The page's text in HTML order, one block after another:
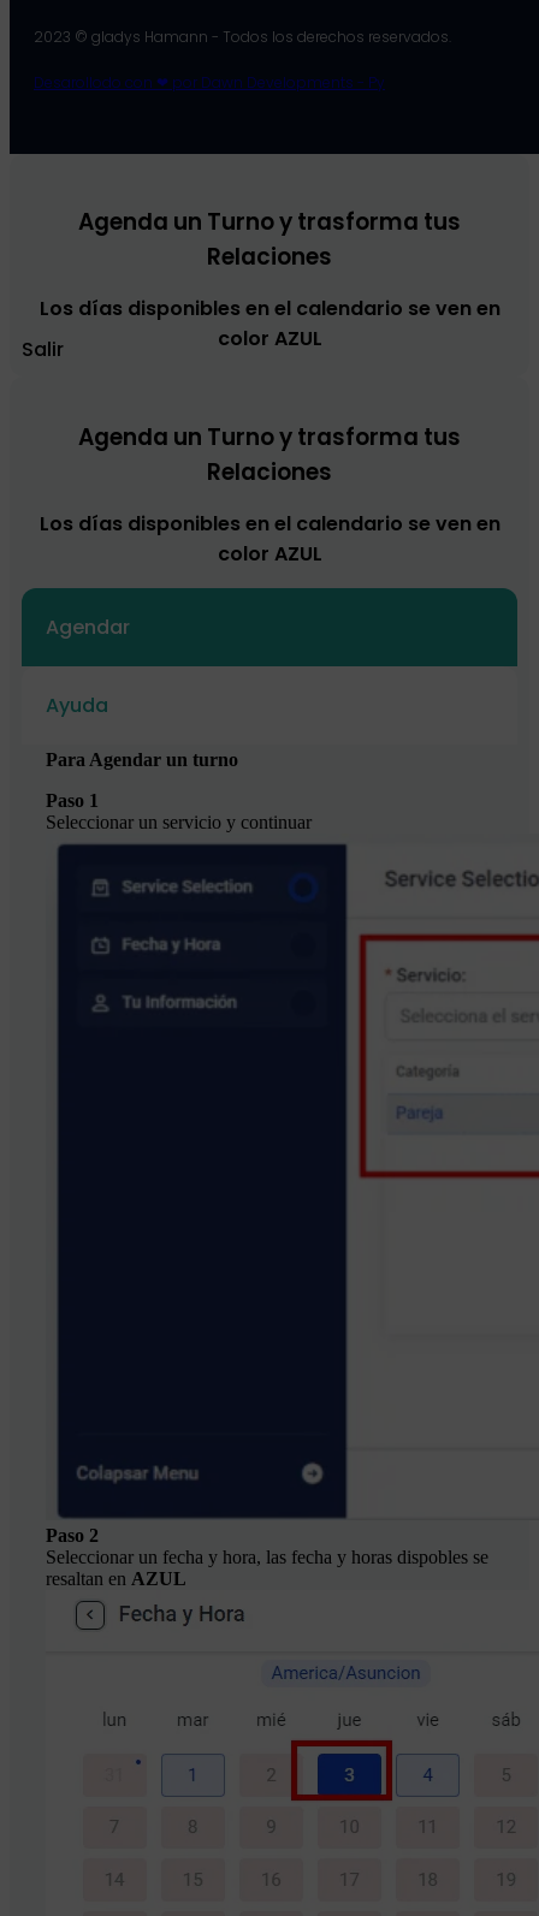
2023 © gladys Hamann - Todos los derechos reservados.
Desarollodo con ❤ por Dawn Developments - Py
Agenda un Turno y trasforma tus
Relaciones
Los días disponibles en el calendario se ven en
color AZUL
Salir
Agenda un Turno y trasforma tus
Relaciones
Los días disponibles en el calendario se ven en
color AZUL
Agendar
Ayuda
Para Agendar un turno
Paso 1
Seleccionar un servicio y continuar
Paso 2
Seleccionar un fecha y hora, las fecha y horas dispobles se
resaltan en AZUL